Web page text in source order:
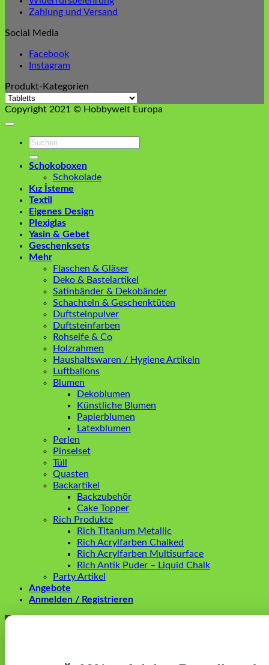
Zahlung und Versand
Social Media
Facebook
Instagram
Produkt-Kategorien
Copyright 2021 © Hobbywelt Europa
Suchen
Schokoboxen
Schokolade
Kız İsteme
Textil
Eigenes Design
Plexiglas
Yasin & Gebet
Geschenksets
Mehr
Flaschen & Gläser
Deko & Bastelartikel
Satinbänder & Dekobänder
Schachteln & Geschenktüten
Duftsteinpulver
Duftsteinfarben
Rohseife & Co
Holzrahmen
Haushaltswaren / Hygiene Artikeln
Luftballons
Blumen
Dekoblumen
Künstliche Blumen
Papierblumen
Latexblumen
Perlen
Pinselset
Tüll
Quasten
Backartikel
Backzubehör
Cake Topper
Rich Produkte
Rich Titanium Metallic
Rich Acrylfarben Chalked
Rich Acrylfarben Multisurface
Rich Antik Puder – Liquid Chalk
Party Artikel
Angebote
Anmelden / Registrieren
Anmelden